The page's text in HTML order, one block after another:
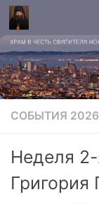
СОБЫТИЯ 2026
Неделя 2-